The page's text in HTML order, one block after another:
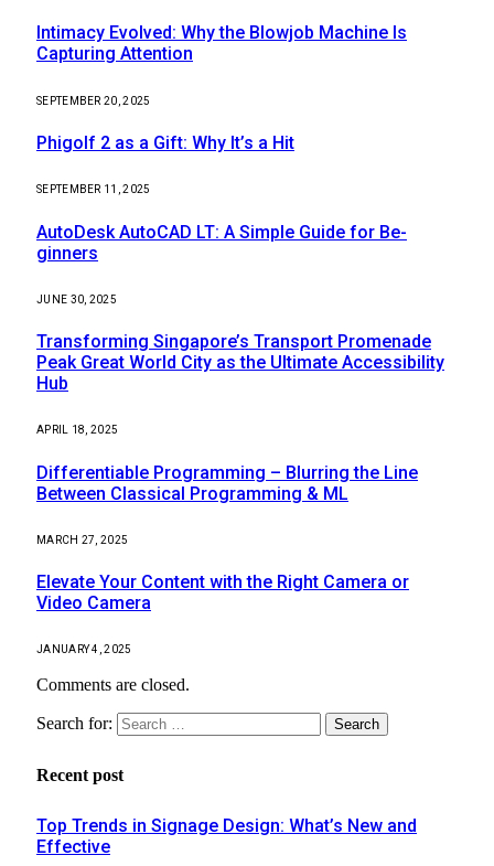
Intimacy Evolved: Why the Blowjob Machine Is
Capturing Attention
SEPTEMBER 20, 2025
Phigolf 2 as a Gift: Why It’s a Hit
SEPTEMBER 11, 2025
AutoDesk AutoCAD LT: A Simple Guide for Be-
ginners
JUNE 30, 2025
Transforming Singapore’s Transport Promenade
Peak Great World City as the Ultimate Accessibility
Hub
APRIL 18, 2025
Differentiable Programming – Blurring the Line
Between Classical Programming & ML
MARCH 27, 2025
Elevate Your Content with the Right Camera or
Video Camera
JANUARY 4, 2025
Comments are closed.
Search for:
Recent post
Top Trends in Signage Design: What’s New and
Effective